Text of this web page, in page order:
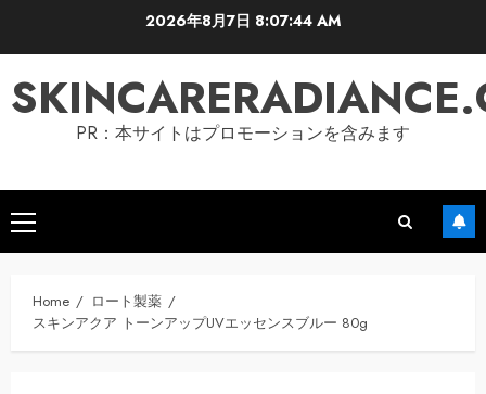
2026年8月7日 8:07:45 AM
PR：本サイトはプロモーションを含みます
Primary
Menu
Home
ロート製薬
スキンアクア トーンアップUVエッセンスブルー 80g